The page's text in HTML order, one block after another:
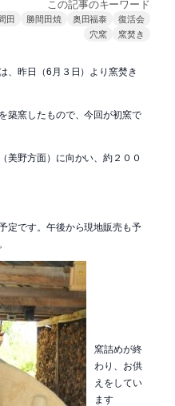
この記事のキーワード
田 勝間田焼 奥田福泰
復活会
穴窯
窯焚き
、昨日（6月３日）より窯焚き
築窯したもので、今回が初窯で
美野方面）に向かい、約２００
定です。午後から現地販売も予
窯詰めが終
わり、お供
えをしてい
ます